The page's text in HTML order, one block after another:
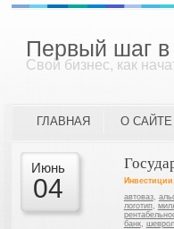
Первый шаг в
Свой бизнес, как
ГЛАВНАЯ О САЙТЕ
Июнь
04 Инвестиции,
автоваз,
логотип,
банк,